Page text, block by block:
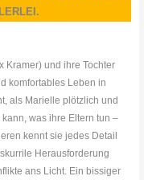
Kramer) und ihre Tochter
komfortables Leben in
als Marielle plötzlich und
was ihre Eltern tun –
kennt sie jedes Detail
Herausforderung
ans Licht. Ein bissiger